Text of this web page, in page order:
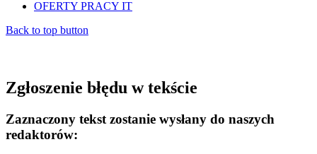
OFERTY PRACY IT
Back to top button
Zgłoszenie błędu w tekście
Zaznaczony tekst zostanie wysłany do naszych
redaktorów: